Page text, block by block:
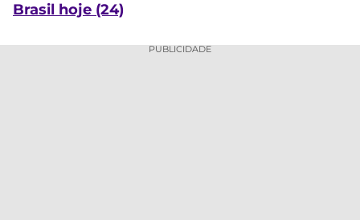
Brasil hoje (24)
PUBLICIDADE